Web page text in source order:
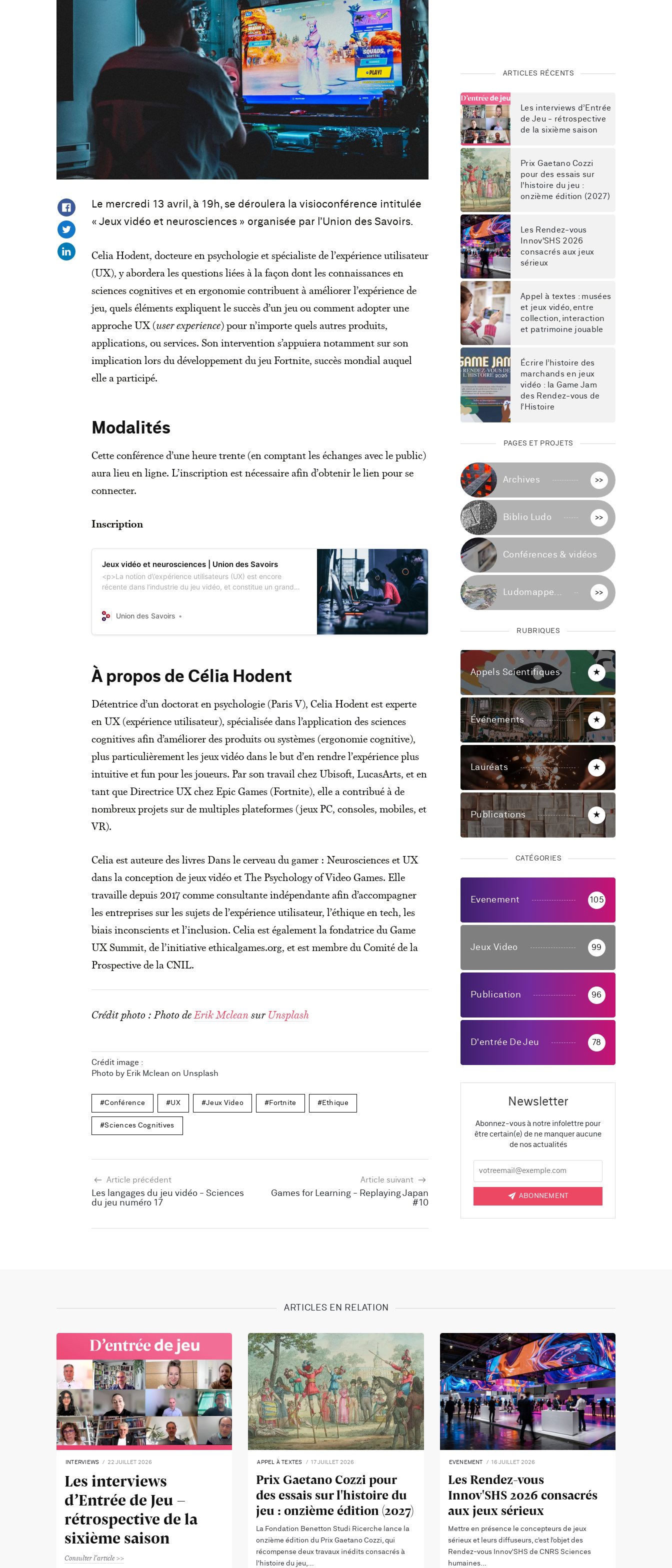
Le mercredi 13 avril, à 19h, se déroulera la visioconférence intitulée
« Jeux vidéo et neurosciences » organisée par l’Union des Savoirs.
Celia Hodent, docteure en psychologie et spécialiste de l’expérience utilisateur
(UX), y abordera les questions liées à la façon dont les connaissances en
sciences cognitives et en ergonomie contribuent à améliorer l’expérience de
jeu, quels éléments expliquent le succès d’un jeu ou comment adopter une
approche UX (user experience) pour n’importe quels autres produits,
applications, ou services. Son intervention s’appuiera notamment sur son
implication lors du développement du jeu Fortnite, succès mondial auquel
elle a participé.
Modalités
Cette conférence d’une heure trente (en comptant les échanges avec le public)
aura lieu en ligne. L’inscription est nécessaire afin d’obtenir le lien pour se
connecter.
Inscription
Jeux vidéo et neurosciences | Union des Savoirs
<p>La notion d\’expérience utilisateurs (UX) est encore
récente dans l’industrie du jeu vidéo, et constitue un grand
peuvent aider à atteindre cet objectif ? Quels éléments
Union des Savoirs
À propos de Célia Hodent
Détentrice d’un doctorat en psychologie (Paris V), Celia Hodent est experte
en UX (expérience utilisateur), spécialisée dans l’application des sciences
cognitives afin d’améliorer des produits ou systèmes (ergonomie cognitive),
plus particulièrement les jeux vidéo dans le but d’en rendre l’expérience plus
intuitive et fun pour les joueurs. Par son travail chez Ubisoft, LucasArts, et en
tant que Directrice UX chez Epic Games (Fortnite), elle a contribué à de
nombreux projets sur de multiples plateformes (jeux PC, consoles, mobiles, et
VR).
Celia est auteure des livres Dans le cerveau du gamer : Neurosciences et UX
dans la conception de jeux vidéo et The Psychology of Video Games. Elle
travaille depuis 2017 comme consultante indépendante afin d’accompagner
les entreprises sur les sujets de l’expérience utilisateur, l’éthique en tech, les
biais inconscients et l’inclusion. Celia est également la fondatrice du Game
UX Summit, de l’initiative ethicalgames.org, et est membre du Comité de la
Prospective de la CNIL.
Crédit photo : Photo deErik Mcleansur Unsplash
Crédit image :
Photo by Erik Mclean on Unsplash
Conférence UX Jeux Video Fortnite Ethique
Sciences Cognitives
Article précédent
Les langages du jeu vidéo - Sciences
du jeu numéro 17
Article suivant
Games for Learning - Replaying Japan
#10
ARTICLES RÉCENTS
Les interviews d’Entrée
de Jeu - rétrospective
de la sixième saison
Prix Gaetano Cozzi
pour des essais sur
l'histoire du jeu :
onzième édition (2027)
Les Rendez-vous
Innov'SHS 2026
consacrés aux jeux
sérieux
Appel à textes : musées
et jeux vidéo, entre
collection, interaction
et patrimoine jouable
Écrire l’histoire des
marchands en jeux
vidéo : la Game Jam
des Rendez-vous de
l’Histoire
PAGES ET PROJETS
Archives >>
Biblio Ludo >>
Conférences & vidéos
Ludomappe... >>
RUBRIQUES
Appels Scientifiques ★
Événements ★
Lauréats ★
Publications ★
CATÉGORIES
Evenement 105
Jeux Video 99
Publication 96
D'entrée De Jeu 78
Newsletter
Abonnez-vous à notre infolettre pour
être certain(e) de ne manquer aucune
de nos actualités
ABONNEMENT
ARTICLES EN RELATION
INTERVIEWS 22 JUILLET 2026
Les interviews
d’Entrée de Jeu -
rétrospective de la
sixième saison
Consulter l'article
APPEL À TEXTES 17 JUILLET 2026
Prix Gaetano Cozzi pour
des essais sur l'histoire du
jeu : onzième édition (2027)
La Fondation Benetton Studi Ricerche lance la
onzième édition du Prix Gaetano Cozzi, qui
récompense deux travaux inédits consacrés à
l'histoire du jeu,
EVENEMENT 16 JUILLET 2026
Les Rendez-vous
Innov'SHS 2026 consacrés
aux jeux sérieux
Mettre en présence le concepteurs de jeux
sérieux et leurs diffuseurs, c’est l’objet des
Rendez-vous Innov'SHS de CNRS Sciences
humaines